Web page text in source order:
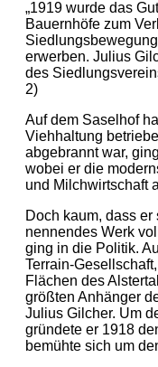
„1919 wurde das
Bauernhöfe zum
erwerben. Julius
des
2)
Auf dem Saselhof
Viehhaltung
abgebrannt war,
wobei er die
und Milchwirtschaft
Doch kaum, dass
nennendes Werk
ging in die Politik.
Terrain-
Flächen des
größten Anhänger
Julius Gilcher. Um
gründete er 1918
bemühte sich um